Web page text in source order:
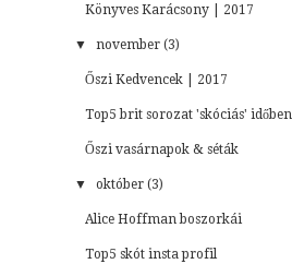
Könyves Karácsony | 2017
▼ november (3)
Őszi Kedvencek | 2017
Top5 brit sorozat 'skóciás' időben
Őszi vasárnapok & séták
▼ október (3)
Alice Hoffman boszorkái
Top5 skót insta profil